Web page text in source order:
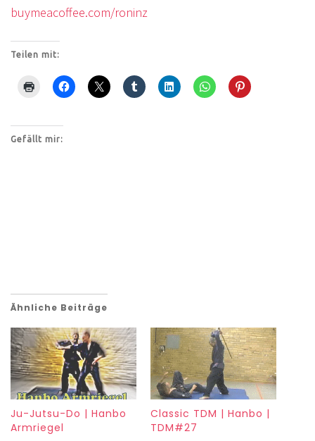
buymeacoffee.com/roninz
Teilen mit:
Gefällt mir:
Ähnliche Beiträge
Ju-Jutsu-Do | Hanbo
Armriegel
Classic TDM | Hanbo |
TDM#27